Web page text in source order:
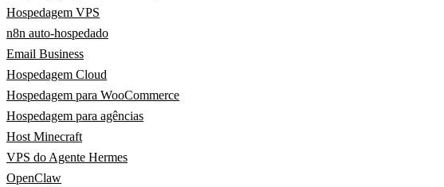
Hospedagem VPS
n8n auto-hospedado
Email Business
Hospedagem Cloud
Hospedagem para WooCommerce
Hospedagem para agências
Host Minecraft
VPS do Agente Hermes
OpenClaw